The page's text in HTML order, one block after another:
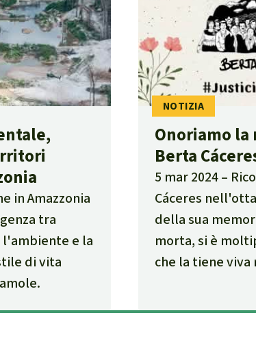
in Amazzonia
tra
l'ambiente e la
di vita
Onoriamo la
Berta
5 mar 2024
Cáceres
della sua
morta, si è
che la tiene